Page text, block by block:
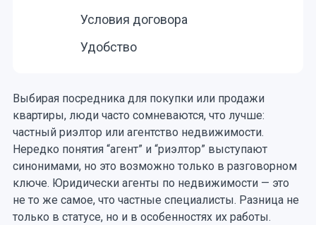
Условия договора
Удобство
Выбирая посредника для покупки или продажи
квартиры, люди часто сомневаются, что лучше:
частный риэлтор или агентство недвижимости.
Нередко понятия “агент” и “риэлтор” выступают
синонимами, но это возможно только в разговорном
ключе. Юридически агенты по недвижимости — это
не то же самое, что частные специалисты. Разница не
только в статусе, но и в особенностях их работы.